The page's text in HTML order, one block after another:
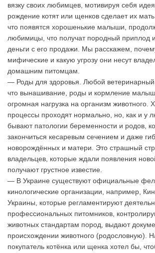
вязку своих любимцев, мотивируя себя
рождение котят или щенков сделает их
что появятся хорошенькие малыши,
любимицы, что получат породный приплод
деньги с его продажи. Мы расскажем,
мифические и какую угрозу они несут
домашним питомцам.
— Роды для здоровья. Любой ветеринарный
что вынашивание, роды и кормление
огромная нагрузка на организм животного.
процессы проходят нормально, но, как и у
бывают патологии беременности и родов,
закончиться кесаревым сечением и даже
новорождённых и матери. Это страшный
владельцев, которые ждали появления
получают грустное известие.
— В Украине существуют официальные
кинологические организации, например,
Украины, которые регламентируют
профессиональных питомников,
животных стандартам пород, выдают
происхождении животного (родословную).
покупатель котёнка или щенка хотел бы,